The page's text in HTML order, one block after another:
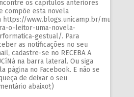
os capítulos anteriores
compõe esta novela
https://www.blogs.unicamp.br/mucina/
o-leitor-uma-novela-
gestual/. Para
as notificações no seu
cadastre-se no RECEBA A
na barra lateral. Ou siga
página no Facebook. E não se
de deixar o seu
abaixo!;)